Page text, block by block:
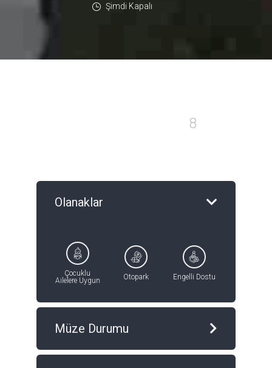
Şimdi Kapalı
8
Olanaklar
Çocuklu
Ailelere Uygun
Otopark Engelli Dostu
Müze Durumu